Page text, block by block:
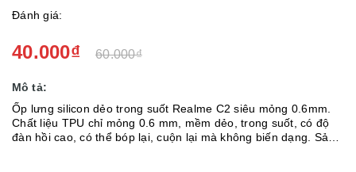
Đánh giá:
40.000₫ 60.000₫
Mô tả:
Ốp lưng silicon dẻo trong suốt Realme C2 siêu mỏng 0.6mm.
Chất liệu TPU chỉ mỏng 0.6 mm, mềm dẻo, trong suốt, có độ
đàn hồi cao, có thể bóp lại, cuộn lại mà không biến dạng. Sản